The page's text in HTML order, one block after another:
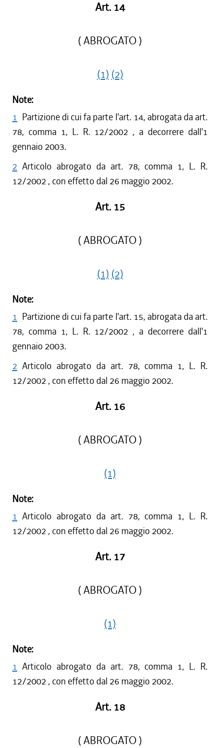
Art. 14
( ABROGATO )
(1) (2)
Note:
1 Partizione di cui fa parte l'art. 14, abrogata da art.
78, comma 1, L. R. 12/2002 , a decorrere dall'1
gennaio 2003.
2 Articolo abrogato da art. 78, comma 1, L. R.
12/2002 , con effetto dal 26 maggio 2002.
Art. 15
( ABROGATO )
(1) (2)
Note:
1 Partizione di cui fa parte l'art. 15, abrogata da art.
78, comma 1, L. R. 12/2002 , a decorrere dall'1
gennaio 2003.
2 Articolo abrogato da art. 78, comma 1, L. R.
12/2002 , con effetto dal 26 maggio 2002.
Art. 16
( ABROGATO )
(1)
Note:
1 Articolo abrogato da art. 78, comma 1, L. R.
12/2002 , con effetto dal 26 maggio 2002.
Art. 17
( ABROGATO )
(1)
Note:
1 Articolo abrogato da art. 78, comma 1, L. R.
12/2002 , con effetto dal 26 maggio 2002.
Art. 18
( ABROGATO )